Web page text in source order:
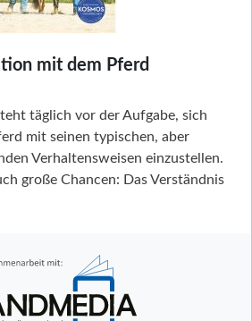
mit dem Pferd
täglich vor der Aufgabe, sich
mit seinen typischen, aber
Verhaltensweisen einzustellen.
große Chancen: Das Verständnis